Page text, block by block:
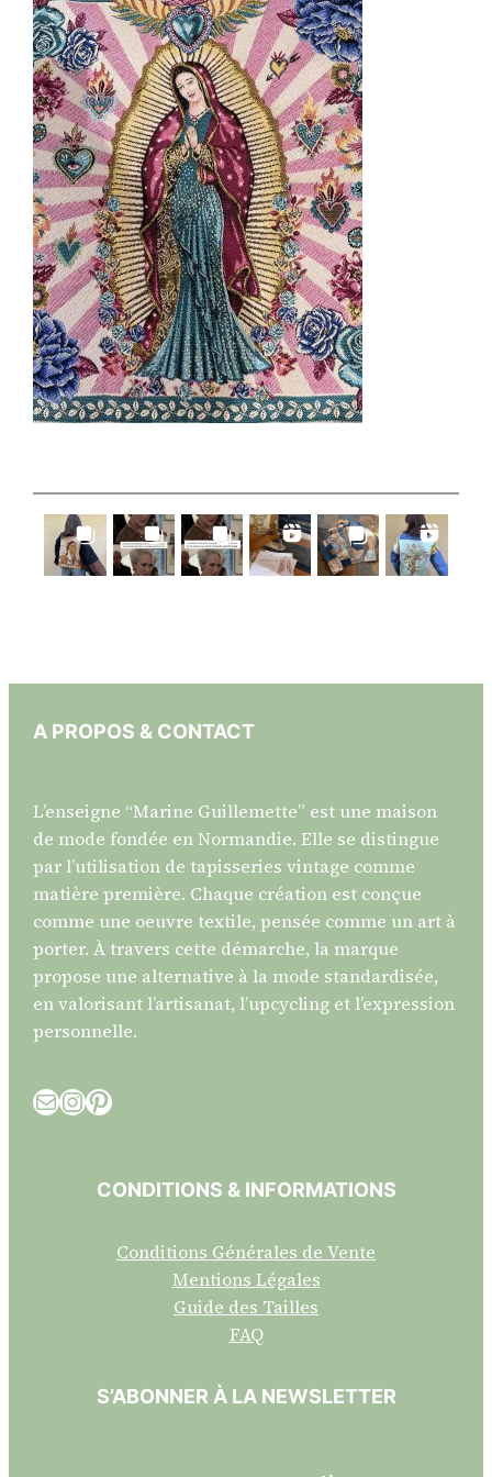
A PROPOS & CONTACT
L’enseigne “Marine Guillemette” est une maison
de mode fondée en Normandie. Elle se distingue
par l’utilisation de tapisseries vintage comme
matière première. Chaque création est conçue
comme une oeuvre textile, pensée comme un art à
porter. À travers cette démarche, la marque
propose une alternative à la mode standardisée,
en valorisant l’artisanat, l’upcycling et l’expression
personnelle.
E-mail InstagramPinterest
CONDITIONS & INFORMATIONS
Conditions Générales de Vente
Mentions Légales
Guide des Tailles
FAQ
S’ABONNER À LA NEWSLETTER